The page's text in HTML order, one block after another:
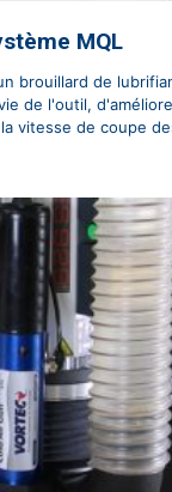
MQL
brouillard de
de l'outil,
vitesse de coupe